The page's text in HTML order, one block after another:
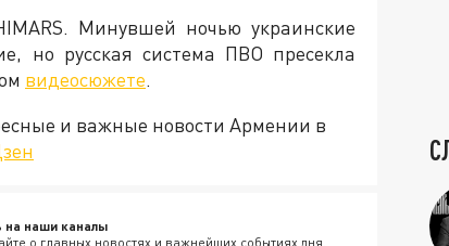
Минувшей ночью украинские
но русская система ПВО пресекла
видеосюжете.
и важные новости Армении в
на наши каналы
о главных новостях и важнейших событиях дня.